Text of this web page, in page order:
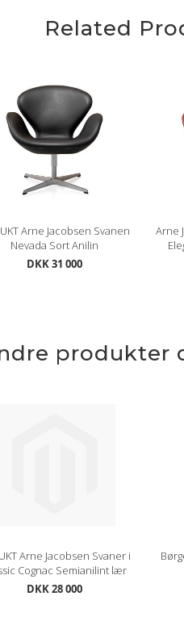
Related
Arne Jacobsen Svanen
Nevada Sort Anilin
DKK 31 000
Arne
produkter
Arne Jacobsen Svaner i
Cognac Semianilint lær
DKK 28 000